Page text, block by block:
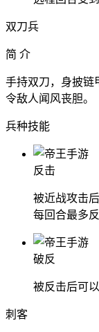
双刀兵
简 介
手持双刀，身披链
令敌人闻风丧胆。
兵种技能
反击
被近战攻击
每回合最多反
破反
被反击后可
刺客